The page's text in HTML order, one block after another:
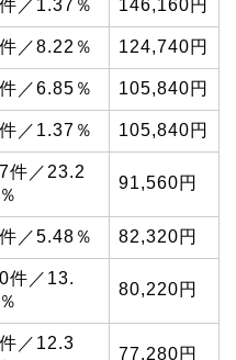
／1.37％ 146,160円
／8.22％ 124,740円
／6.85％ 105,840円
／1.37％ 105,840円
件／23.2
91,560円
／5.48％ 82,320円
件／13.
80,220円
／12.3
77,280円